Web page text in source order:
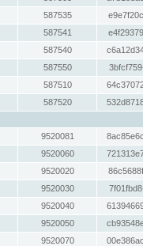
587535
587541
587540
587550
587510
587520
9520081
9520060
9520020
9520030
9520040
9520050
9520070